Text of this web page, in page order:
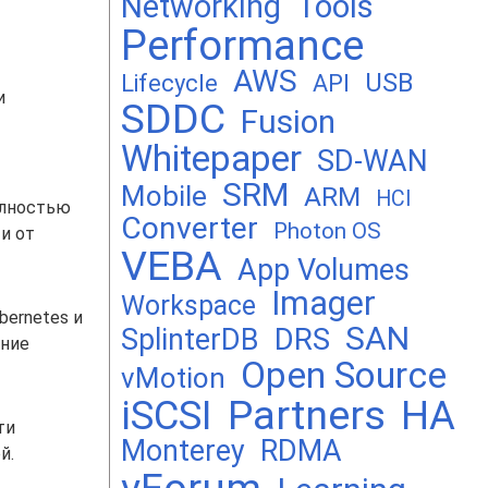
от
и
Performance
Lifecycle AWS API USB
SDDC Fusion
Whitepaper SD-WAN
Mobile SRM ARM HCI
Converter Photon OS
VEBA App Volumes
Workspace Imager
SplinterDB DRS SAN
vMotion Open Source
iSCSI Partners HA
Monterey RDMA